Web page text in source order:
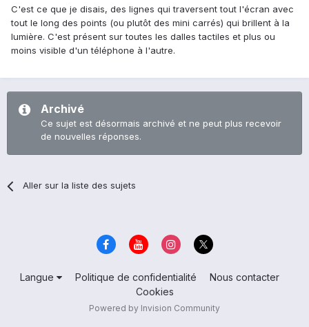
C'est ce que je disais, des lignes qui traversent tout l'écran avec
tout le long des points (ou plutôt des mini carrés) qui brillent à la
lumière. C'est présent sur toutes les dalles tactiles et plus ou
moins visible d'un téléphone à l'autre.
Archivé
Ce sujet est désormais archivé et ne peut plus recevoir
de nouvelles réponses.
Aller sur la liste des sujets
Langue Politique de confidentialité
Nous contacter
Cookies
Powered by Invision Community